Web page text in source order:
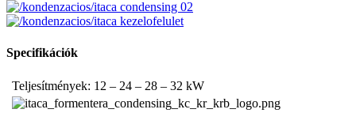
Specifikációk
Teljesítmények: 12 – 24 – 28 – 32 kW